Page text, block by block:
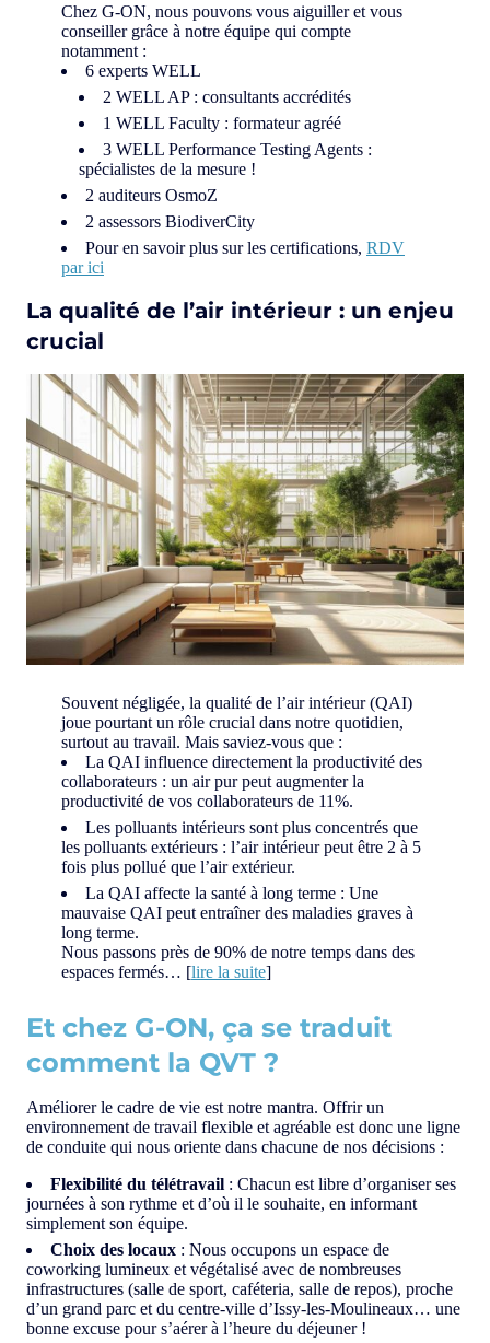
Chez G-ON, nous pouvons vous aiguiller et vous
conseiller grâce à notre équipe qui compte
notamment :
6 experts WELL
2 WELL AP : consultants accrédités
1 WELL Faculty : formateur agréé
3 WELL Performance Testing Agents :
spécialistes de la mesure !
2 auditeurs OsmoZ
2 assessors BiodiverCity
Pour en savoir plus sur les certifications, RDV
par ici
La qualité de l’air intérieur : un enjeu
crucial
Souvent négligée, la qualité de l’air intérieur (QAI)
joue pourtant un rôle crucial dans notre quotidien,
surtout au travail. Mais saviez-vous que :
La QAI influence directement la productivité des
collaborateurs : un air pur peut augmenter la
productivité de vos collaborateurs de 11%.
Les polluants intérieurs sont plus concentrés que
les polluants extérieurs : l’air intérieur peut être 2 à 5
fois plus pollué que l’air extérieur.
La QAI affecte la santé à long terme : Une
mauvaise QAI peut entraîner des maladies graves à
long terme.
Nous passons près de 90% de notre temps dans des
espaces fermés… [lire la suite]
Et chez G-ON, ça se traduit
comment la QVT ?
Améliorer le cadre de vie est notre mantra. Offrir un
environnement de travail flexible et agréable est donc une ligne
de conduite qui nous oriente dans chacune de nos décisions :
Flexibilité du télétravail : Chacun est libre d’organiser ses
journées à son rythme et d’où il le souhaite, en informant
simplement son équipe.
Choix des locaux : Nous occupons un espace de
coworking lumineux et végétalisé avec de nombreuses
infrastructures (salle de sport, caféteria, salle de repos), proche
d’un grand parc et du centre-ville d’Issy-les-Moulineaux… une
bonne excuse pour s’aérer à l’heure du déjeuner !